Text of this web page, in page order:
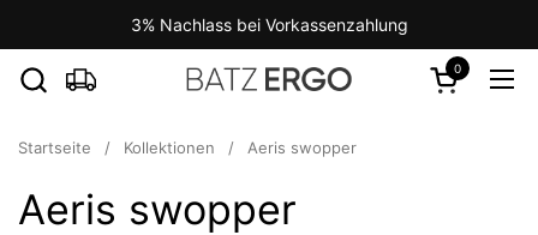
Zum Inhalt springen3% Nachlass bei Vorkassenzahlung
Warenkorb
0
Startseite / Kollektionen / Aeris swopper
Aeris swopper